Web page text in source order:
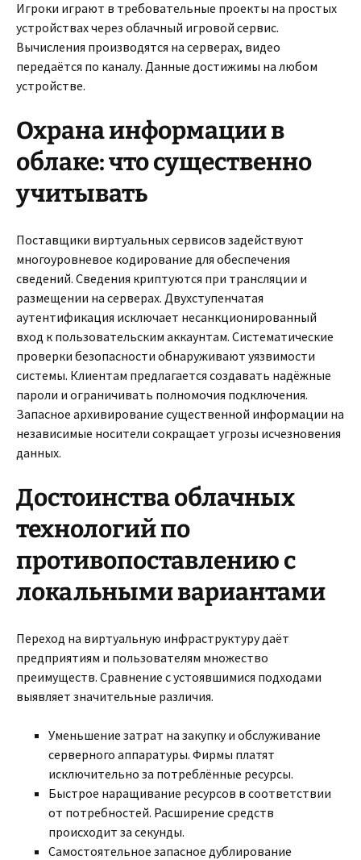
Игроки играют в требовательные проекты на простых
устройствах через облачный игровой сервис.
Вычисления производятся на серверах, видео
передаётся по каналу. Данные достижимы на любом
устройстве.
Охрана информации в
облаке: что существенно
учитывать
Поставщики виртуальных сервисов задействуют
многоуровневое кодирование для обеспечения
сведений. Сведения криптуются при трансляции и
размещении на серверах. Двухступенчатая
аутентификация исключает несанкционированный
вход к пользовательским аккаунтам. Систематические
проверки безопасности обнаруживают уязвимости
системы. Клиентам предлагается создавать надёжные
пароли и ограничивать полномочия подключения.
Запасное архивирование существенной информации на
независимые носители сокращает угрозы исчезновения
данных.
Достоинства облачных
технологий по
противопоставлению с
локальными вариантами
Переход на виртуальную инфраструктуру даёт
предприятиям и пользователям множество
преимуществ. Сравнение с устоявшимися подходами
выявляет значительные различия.
Уменьшение затрат на закупку и обслуживание
серверного аппаратуры. Фирмы платят
исключительно за потреблённые ресурсы.
Быстрое наращивание ресурсов в соответствии
от потребностей. Расширение средств
происходит за секунды.
Самостоятельное запасное дублирование